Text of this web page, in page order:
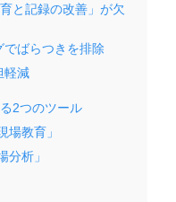
と記録の改善」が欠
ばらつきを排除
軽減
2つのツール
場教育」
分析」